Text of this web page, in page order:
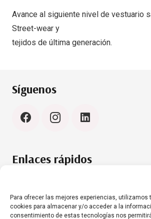
Para ofrecer las mejores experiencias,
cookies para almacenar y/o acceder a la
consentimiento de estas tecnologías nos
Avance al siguiente nivel de vestuario
Street-wear y
tejidos de última generación.
Síguenos
Enlaces rápidos
Aviso Legal